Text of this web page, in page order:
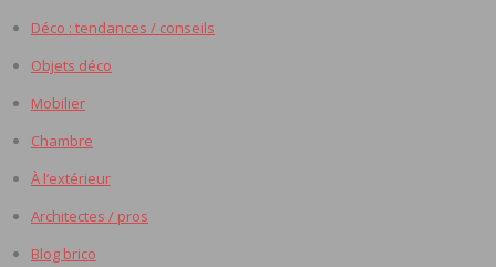
Déco : tendances / conseils
Objets déco
Mobilier
Chambre
À l’extérieur
Architectes / pros
Blog brico